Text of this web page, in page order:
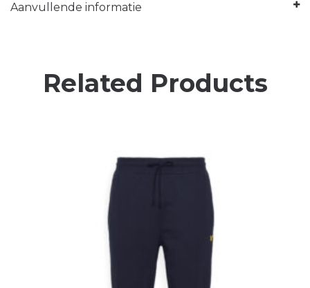
Aanvullende informatie
Related Products